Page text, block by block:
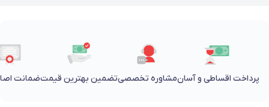
پرداخت اقساطی و آسانمشاوره تخصصیتضمین بهترین قیمتضمانت